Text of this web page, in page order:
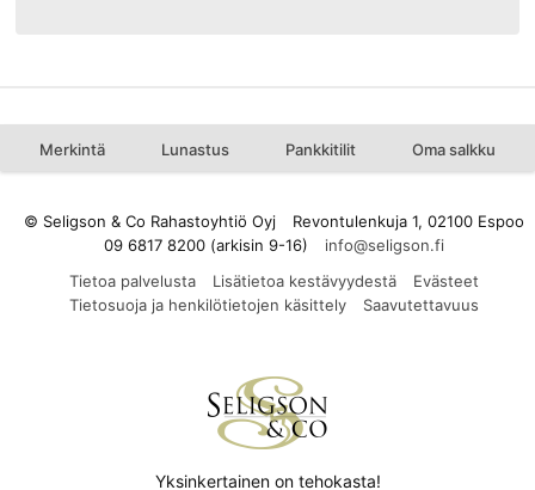
Merkintä Lunastus Pankkitilit Oma salkku
© Seligson & Co Rahastoyhtiö Oyj
Revontulenkuja 1, 02100 Espoo
09 6817 8200 (arkisin 9-16)
Tietoa palvelusta
Lisätietoa kestävyydestä
Evästeet
Tietosuoja ja henkilötietojen käsittely
Saavutettavuus
Yksinkertainen on tehokasta!